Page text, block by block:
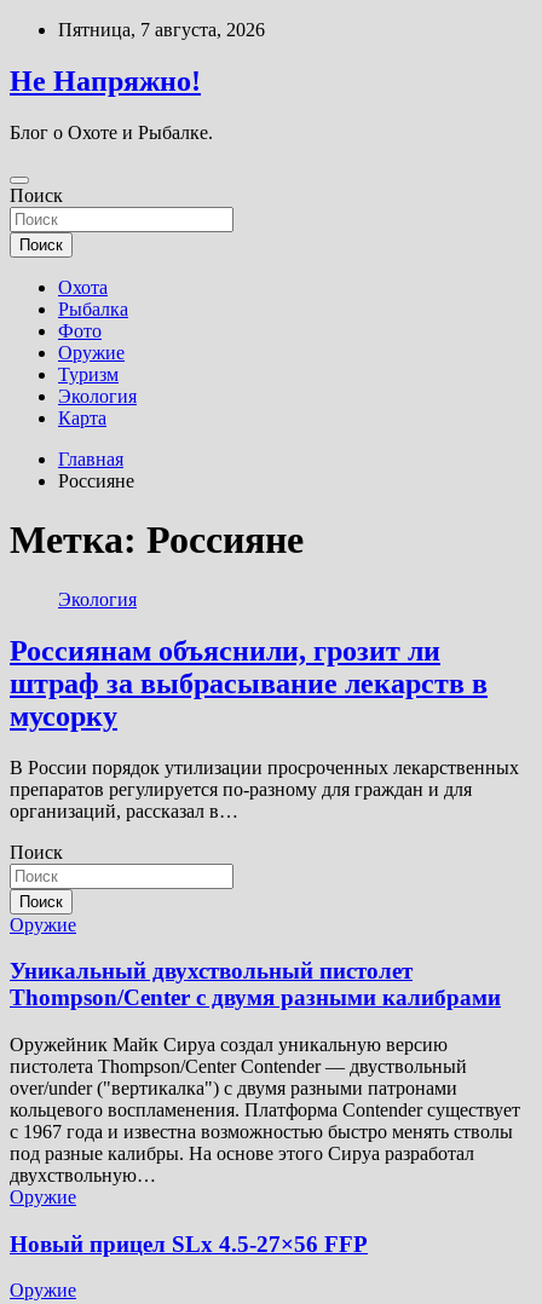
Перейти
содержимому
Пятница, 7 августа, 2026
Не Напряжно!
Блог о Охоте и Рыбалке.
Поиск
Поиск
Охота
Рыбалка
Фото
Оружие
Туризм
Экология
Карта
Главная
Россияне
Метка: Россияне
Экология
Россиянам объяснили, грозит ли
штраф за выбрасывание лекарств в
мусорку
В России порядок утилизации просроченных лекарственных
препаратов регулируется по-разному для граждан и для
организаций, рассказал в…
Поиск
Поиск
Оружие
Уникальный двухствольный пистолет
Thompson/Center с двумя разными калибрами
Оружейник Майк Сируа создал уникальную версию
пистолета Thompson/Center Contender — двуствольный
over/under ("вертикалка") с двумя разными патронами
кольцевого воспламенения. Платформа Contender существует
с 1967 года и известна возможностью быстро менять стволы
под разные калибры. На основе этого Сируа разработал
двухствольную…
Оружие
Новый прицел SLx 4.5-27×56 FFP
Оружие